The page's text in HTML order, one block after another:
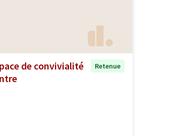
de convivialité
Retenue